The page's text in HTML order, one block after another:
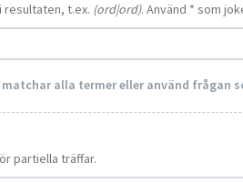
resultaten, t.ex. (ord|ord). Använd * som
alla termer eller använd frågan
partiella träffar.